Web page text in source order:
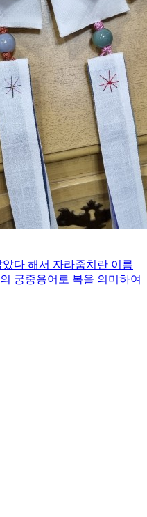
다 해서 자라줌치란 이름
궁중용어로 복을 의미하여